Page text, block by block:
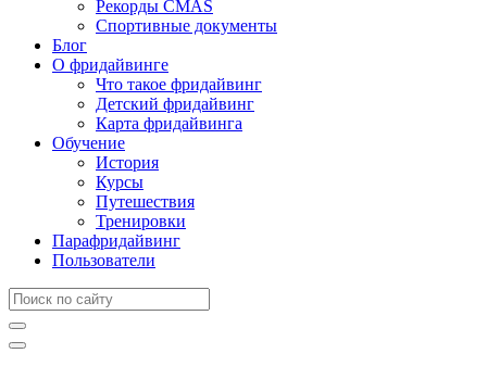
Рекорды CMAS
Спортивные документы
Блог
О фридайвинге
Что такое фридайвинг
Детский фридайвинг
Карта фридайвинга
Обучение
История
Курсы
Путешествия
Тренировки
Парафридайвинг
Пользователи